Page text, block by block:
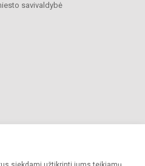
savivaldybė